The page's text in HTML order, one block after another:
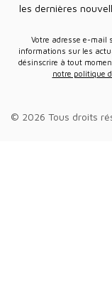
les dernières
Votre adresse e-mail sera uniquement utilisée pour vous envoyer des
informations sur les
désinscrire à tout
notre politique
© 2026 Tous droits